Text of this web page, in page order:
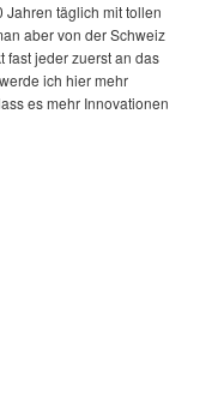
Jahren täglich mit tollen
aber von der Schweiz
fast jeder zuerst an das
ich hier mehr
es mehr Innovationen